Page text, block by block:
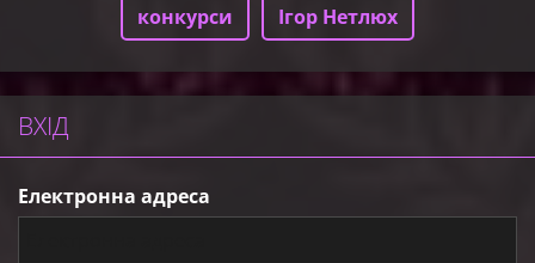
конкурси Ігор Нетлюх
ВХІД
Електронна адреса